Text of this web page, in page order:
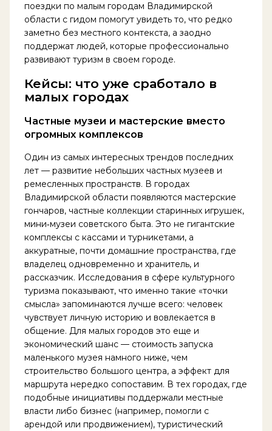
поездки по малым городам Владимирской
области с гидом помогут увидеть то, что редко
заметно без местного контекста, а заодно
поддержат людей, которые профессионально
развивают туризм в своем городе.
Кейсы: что уже сработало в
малых городах
Частные музеи и мастерские вместо
огромных комплексов
Один из самых интересных трендов последних
лет — развитие небольших частных музеев и
ремесленных пространств. В городах
Владимирской области появляются мастерские
гончаров, частные коллекции старинных игрушек,
мини‑музеи советского быта. Это не гигантские
комплексы с кассами и турникетами, а
аккуратные, почти домашние пространства, где
владелец одновременно и хранитель, и
рассказчик. Исследования в сфере культурного
туризма показывают, что именно такие «точки
смысла» запоминаются лучше всего: человек
чувствует личную историю и вовлекается в
общение. Для малых городов это еще и
экономический шанс — стоимость запуска
маленького музея намного ниже, чем
строительство большого центра, а эффект для
маршрута нередко сопоставим. В тех городах, где
подобные инициативы поддержали местные
власти либо бизнес (например, помогли с
арендой или продвижением), туристический